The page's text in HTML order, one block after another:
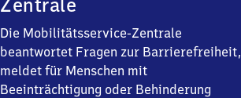
Die Mobilitätsservice-Zentrale
beantwortet Fragen zur Barrierefreiheit,
meldet für Menschen mit
Beeinträchtigung oder Behinderung